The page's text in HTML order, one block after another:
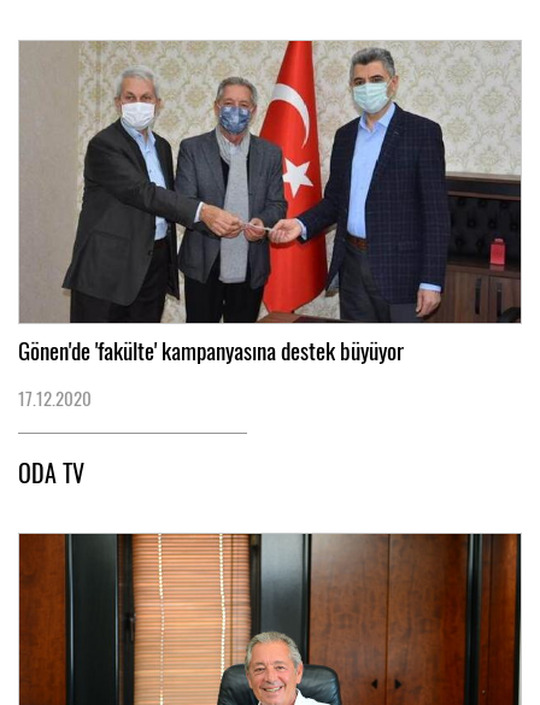
Gönen'de 'fakülte' kampanyasına destek büyüyor
17.12.2020
ODA TV